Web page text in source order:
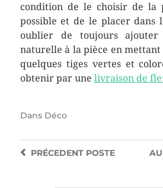
condition de le choisir de la
possible et de le placer dans
oublier de toujours
naturelle à la pièce en mettant
quelques tiges vertes et
obtenir par une livraison de
Dans Déco
PRÉCEDENTPOSTE